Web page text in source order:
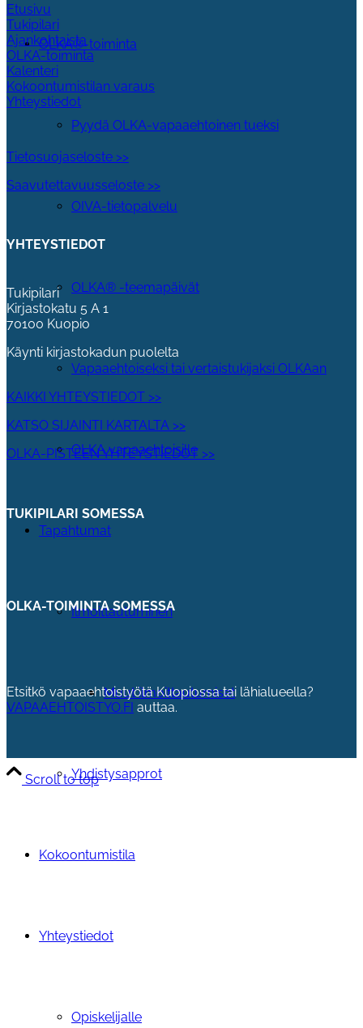
OLKA®-toiminta
Pyydä OLKA-vapaaehtoinen tueksi
OIVA-tietopalvelu
OLKA® -teemapäivät
Vapaaehtoiseksi tai vertaistukijaksi OLKAan
OLKA vapaaehtoisille
Tapahtumat
Ilmoittautuminen
Muut ilmoittautumiset
Yhdistysapprot
Kokoontumistila
Yhteystiedot
Opiskelijalle
Etusivu
Tukipilari
Ajankohtaista
OLKA-toiminta
Kalenteri
Kokoontumistilan varaus
Yhteystiedot
Tietosuojaseloste >>
Saavutettavuusseloste >>
YHTEYSTIEDOT
Tukipilari
Kirjastokatu 5 A 1
70100 Kuopio
Käynti kirjastokadun puolelta
KAIKKI YHTEYSTIEDOT >>
KATSO SIJAINTI KARTALTA >>
OLKA-PISTEEN YHTEYSTIEDOT >>
TUKIPILARI SOMESSA
OLKA-TOIMINTA SOMESSA
Etsitkö vapaaehtoistyötä Kuopiossa tai lähialueella?
VAPAAEHTOISTYO.FI auttaa.
Scroll to top